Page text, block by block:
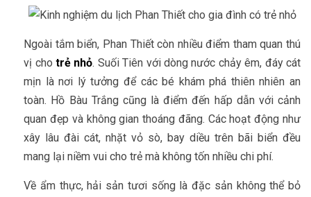
Ngoài tắm biển, Phan Thiết còn nhiều điểm tham quan thú
vị cho trẻ nhỏ. Suối Tiên với dòng nước chảy êm, đáy cát
mịn là nơi lý tưởng để các bé khám phá thiên nhiên an
toàn. Hồ Bàu Trắng cũng là điểm đến hấp dẫn với cảnh
quan đẹp và không gian thoáng đãng. Các hoạt động như
xây lâu đài cát, nhặt vỏ sò, bay diều trên bãi biển đều
mang lại niềm vui cho trẻ mà không tốn nhiều chi phí.
Về ẩm thực, hải sản tươi sống là đặc sản không thể bỏ